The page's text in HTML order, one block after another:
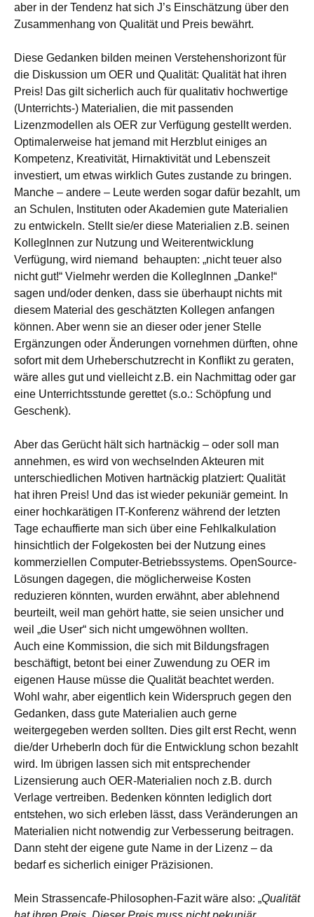
aber in der Tendenz hat sich J’s Einschätzung über den
Zusammenhang von Qualität und Preis bewährt.
Diese Gedanken bilden meinen Verstehenshorizont für
die Diskussion um OER und Qualität: Qualität hat ihren
Preis! Das gilt sicherlich auch für qualitativ hochwertige
(Unterrichts-) Materialien, die mit passenden
Lizenzmodellen als OER zur Verfügung gestellt werden.
Optimalerweise hat jemand mit Herzblut einiges an
Kompetenz, Kreativität, Hirnaktivität und Lebenszeit
investiert, um etwas wirklich Gutes zustande zu bringen.
Manche – andere – Leute werden sogar dafür bezahlt, um
an Schulen, Instituten oder Akademien gute Materialien
zu entwickeln. Stellt sie/er diese Materialien z.B. seinen
KollegInnen zur Nutzung und Weiterentwicklung
Verfügung, wird niemand behaupten: „nicht teuer also
nicht gut!“ Vielmehr werden die KollegInnen „Danke!“
sagen und/oder denken, dass sie überhaupt nichts mit
diesem Material des geschätzten Kollegen anfangen
können. Aber wenn sie an dieser oder jener Stelle
Ergänzungen oder Änderungen vornehmen dürften, ohne
sofort mit dem Urheberschutzrecht in Konflikt zu geraten,
wäre alles gut und vielleicht z.B. ein Nachmittag oder gar
eine Unterrichtsstunde gerettet (s.o.: Schöpfung und
Geschenk).
Aber das Gerücht hält sich hartnäckig – oder soll man
annehmen, es wird von wechselnden Akteuren mit
unterschiedlichen Motiven hartnäckig platziert: Qualität
hat ihren Preis! Und das ist wieder pekuniär gemeint. In
einer hochkarätigen IT-Konferenz während der letzten
Tage echauffierte man sich über eine Fehlkalkulation
hinsichtlich der Folgekosten bei der Nutzung eines
kommerziellen Computer-Betriebssystems. OpenSource-
Lösungen dagegen, die möglicherweise Kosten
reduzieren könnten, wurden erwähnt, aber ablehnend
beurteilt, weil man gehört hatte, sie seien unsicher und
weil „die User“ sich nicht umgewöhnen wollten.
Auch eine Kommission, die sich mit Bildungsfragen
beschäftigt, betont bei einer Zuwendung zu OER im
eigenen Hause müsse die Qualität beachtet werden.
Wohl wahr, aber eigentlich kein Widerspruch gegen den
Gedanken, dass gute Materialien auch gerne
weitergegeben werden sollten. Dies gilt erst Recht, wenn
die/der UrheberIn doch für die Entwicklung schon bezahlt
wird. Im übrigen lassen sich mit entsprechender
Lizensierung auch OER-Materialien noch z.B. durch
Verlage vertreiben. Bedenken könnten lediglich dort
entstehen, wo sich erleben lässt, dass Veränderungen an
Materialien nicht notwendig zur Verbesserung beitragen.
Dann steht der eigene gute Name in der Lizenz – da
bedarf es sicherlich einiger Präzisionen.
Mein Strassencafe-Philosophen-Fazit wäre also: „Qualität